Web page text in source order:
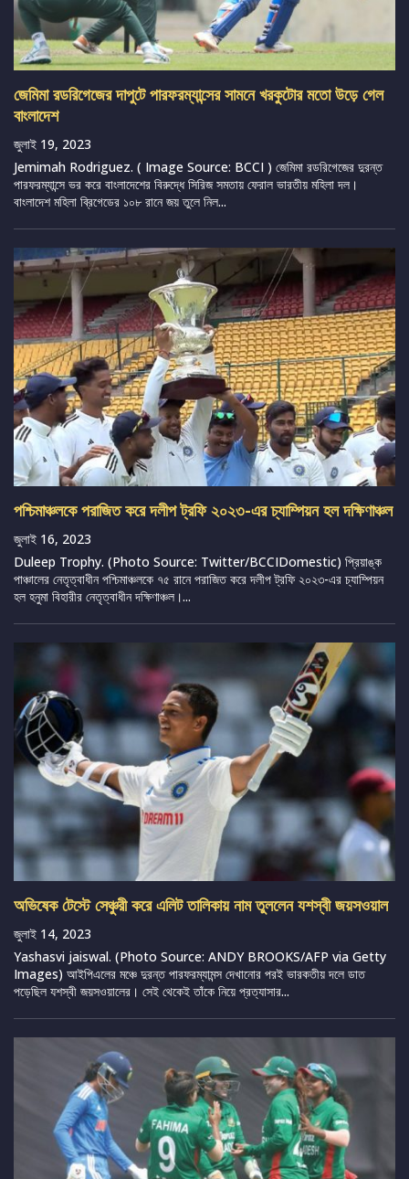
জেমিমা রডরিগেজের দাপুটে পারফরম্যান্সের সামনে খরকুটোর মতো উড়ে গেল
বাংলাদেশ
জুলাই 19, 2023
Jemimah Rodriguez. ( Image Source: BCCI ) জেমিমা রডরিগেজের দুরন্ত
পারফরম্যান্সে ভর করে বাংলাদেশের বিরুদ্ধে সিরিজ সমতায় ফেরাল ভারতীয় মহিলা দল।
বাংলাদেশ মহিলা ব্রিগেডের ১০৮ রানে জয় তুলে নিল...
পশ্চিমাঞ্চলকে পরাজিত করে দলীপ ট্রফি ২০২৩-এর চ্যাম্পিয়ন হল দক্ষিণাঞ্চল
জুলাই 16, 2023
Duleep Trophy. (Photo Source: Twitter/BCCIDomestic) প্রিয়াঙ্ক
পাঞ্চালের নেতৃত্বাধীন পশ্চিমাঞ্চলকে ৭৫ রানে পরাজিত করে দলীপ ট্রফি ২০২৩-এর চ্যাম্পিয়ন
হল হনুমা বিহারীর নেতৃত্বাধীন দক্ষিণাঞ্চল।...
অভিষেক টেস্টে সেঞ্চুরী করে এলিট তালিকায় নাম তুললেন যশস্বী জয়সওয়াল
জুলাই 14, 2023
Yashasvi jaiswal. (Photo Source: ANDY BROOKS/AFP via Getty
Images) আইপিএলের মঞ্চে দুরন্ত পারফরম্যামন্স দেখানোর পরই ভারকতীয় দলে ডাত
পড়েছিল যশস্বী জয়সওয়ালের। সেই থেকেই তাঁকে নিয়ে প্রত্যাসার...